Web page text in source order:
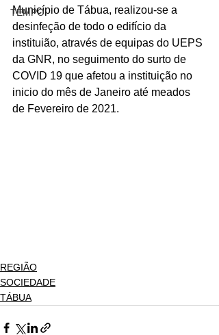
TEMPO
Município de Tábua, realizou-se a
desinfeção de todo o edifício da
instituião, através de equipas do UEPS
da GNR, no seguimento do surto de
COVID 19 que afetou a instituição no
inicio do mês de Janeiro até meados
de Fevereiro de 2021.
REGIÃO
SOCIEDADE
TÁBUA